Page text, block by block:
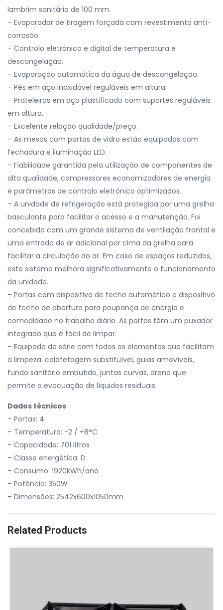
lambrim sanitário de 100 mm.
– Evaporador de tiragem forçada com revestimento anti-
corrosão.
– Controlo eletrónico e digital de temperatura e
descongelação.
– Evaporação automática da água de descongelação.
– Pés em aço inoxidável reguláveis em altura.
– Prateleiras em aço plastificado com suportes reguláveis
em altura.
– Excelente relação qualidade/preço.
– As mesas com portas de vidro estão equipadas com
fechadura e iluminação LED.
– Fiabilidade garantida pela utilização de componentes de
alta qualidade, compressores economizadores de energia
e parâmetros de controlo eletrónico optimizados.
– A unidade de refrigeração está protegida por uma grelha
basculante para facilitar o acesso e a manutenção. Foi
concebida com um grande sistema de ventilação frontal e
uma entrada de ar adicional por cima da grelha para
facilitar a circulação do ar. Em caso de espaços reduzidos,
este sistema melhora significativamente o funcionamento
da unidade.
– Portas com dispositivo de fecho automático e dispositivo
de fecho de abertura para poupança de energia e
comodidade no trabalho diário. As portas têm um puxador
integrado que é fácil de limpar.
– Equipada de série com todos os elementos que facilitam
a limpeza: calafetagem substituível, guias amovíveis,
fundo sanitário embutido, juntas curvas, dreno que
permite a evacuação de líquidos residuais.
Dados técnicos
– Portas: 4
– Temperatura: -2 / +8°C
– Capacidade: 701 litros
– Classe energética: D
– Consumo: 1920kWh/ano
– Potência: 350W
– Dimensões: 2542x600x1050mm
Related Products